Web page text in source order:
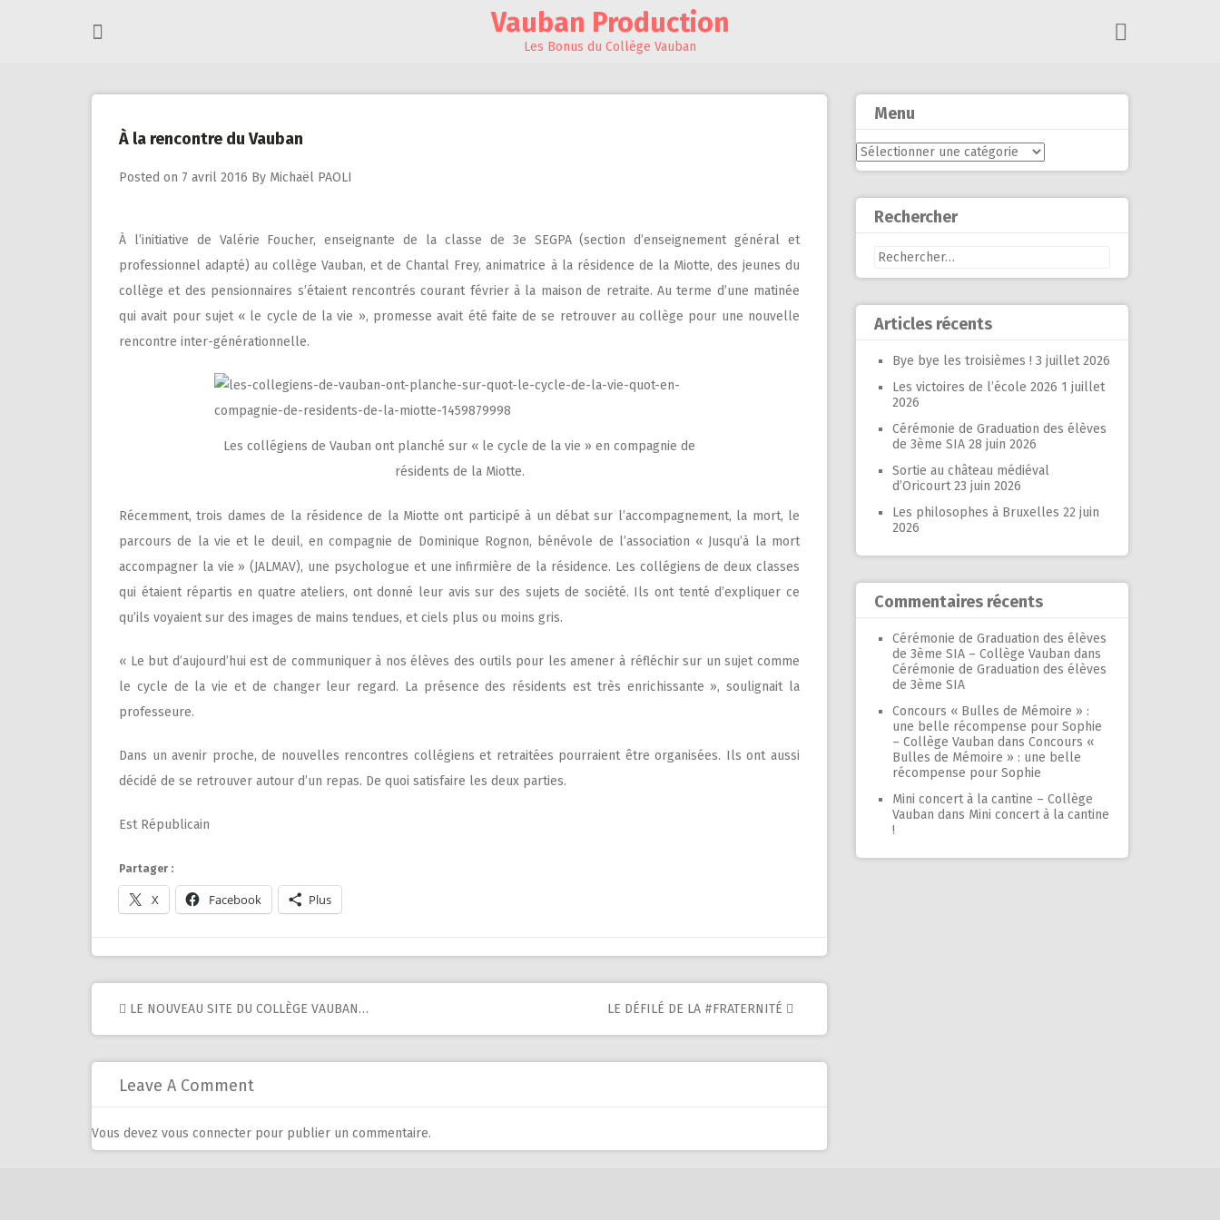
Vauban Production
Les Bonus du Collège Vauban
À la rencontre du Vauban
Posted on 7 avril 2016 By Michaël PAOLI
À l’initiative de Valérie Foucher, enseignante de la classe de 3e SEGPA (section d’enseignement général et
professionnel adapté) au collège Vauban, et de Chantal Frey, animatrice à la résidence de la Miotte, des jeunes du
collège et des pensionnaires s’étaient rencontrés courant février à la maison de retraite. Au terme d’une matinée
qui avait pour sujet « le cycle de la vie », promesse avait été faite de se retrouver au collège pour une nouvelle
rencontre inter-générationnelle.
Les collégiens de Vauban ont planché sur « le cycle de la vie » en compagnie de
résidents de la Miotte.
Récemment, trois dames de la résidence de la Miotte ont participé à un débat sur l’accompagnement, la mort, le
parcours de la vie et le deuil, en compagnie de Dominique Rognon, bénévole de l’association « Jusqu’à la mort
accompagner la vie » (JALMAV), une psychologue et une infirmière de la résidence. Les collégiens de deux classes
qui étaient répartis en quatre ateliers, ont donné leur avis sur des sujets de société. Ils ont tenté d’expliquer ce
qu’ils voyaient sur des images de mains tendues, et ciels plus ou moins gris.
« Le but d’aujourd’hui est de communiquer à nos élèves des outils pour les amener à réfléchir sur un sujet comme
le cycle de la vie et de changer leur regard. La présence des résidents est très enrichissante », soulignait la
professeure.
Dans un avenir proche, de nouvelles rencontres collégiens et retraitées pourraient être organisées. Ils ont aussi
décidé de se retrouver autour d’un repas. De quoi satisfaire les deux parties.
Est Républicain
Partager :
X Facebook Plus
Post
navigation
LE NOUVEAU SITE DU COLLÈGE VAUBAN… LE DÉFILÉ DE LA #FRATERNITÉ
Leave A Comment
Vous devez vous connecter pour publier un commentaire.
Menu
Menu
Rechercher
Rechercher :
Articles récents
Bye bye les troisièmes ! 3 juillet 2026
Les victoires de l’école 2026 1 juillet
2026
Cérémonie de Graduation des élèves
de 3ème SIA 28 juin 2026
Sortie au château médiéval
d’Oricourt 23 juin 2026
Les philosophes à Bruxelles 22 juin
2026
Commentaires récents
Cérémonie de Graduation des élèves
de 3ème SIA – Collège Vauban dans
Cérémonie de Graduation des élèves
de 3ème SIA
Concours « Bulles de Mémoire » :
une belle récompense pour Sophie
– Collège Vauban dans Concours «
Bulles de Mémoire » : une belle
récompense pour Sophie
Mini concert à la cantine – Collège
Vauban dans Mini concert à la cantine
!